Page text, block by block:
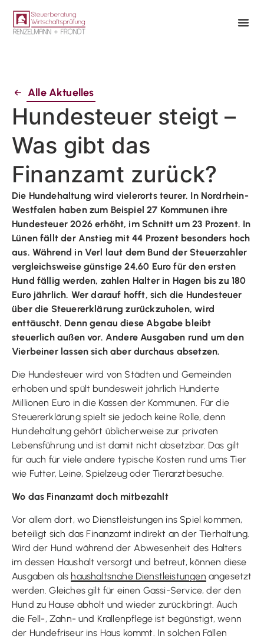
Alle Aktuelles
Hundesteuer steigt –
Was gibt das
Finanzamt zurück?
Die Hundehaltung wird vielerorts teurer. In Nordrhein-
Westfalen haben zum Beispiel 27 Kommunen ihre
Hundesteuer 2026 erhöht, im Schnitt um 23 Prozent. In
Lünen fällt der Anstieg mit 44 Prozent besonders hoch
aus. Während in Verl laut dem Bund der Steuerzahler
vergleichsweise günstige 24,60 Euro für den ersten
Hund fällig werden, zahlen Halter in Hagen bis zu 180
Euro jährlich. Wer darauf hofft, sich die Hundesteuer
über die Steuererklärung zurückzuholen, wird
enttäuscht. Denn genau diese Abgabe bleibt
steuerlich außen vor. Andere Ausgaben rund um den
Vierbeiner lassen sich aber durchaus absetzen.
Die Hundesteuer wird von Städten und Gemeinden
erhoben und spült bundesweit jährlich Hunderte
Millionen Euro in die Kassen der Kommunen. Für die
Steuererklärung spielt sie jedoch keine Rolle, denn
Hundehaltung gehört üblicherweise zur privaten
Lebensführung und ist damit nicht absetzbar. Das gilt
für auch für viele andere typische Kosten rund ums Tier
wie Futter, Leine, Spielzeug oder Tierarztbesuche.
Wo das Finanzamt doch mitbezahlt
Vor allem dort, wo Dienstleistungen ins Spiel kommen,
beteiligt sich das Finanzamt indirekt an der Tierhaltung.
Wird der Hund während der Abwesenheit des Halters
im dessen Haushalt versorgt und betreut, können diese
Ausgaben als haushaltsnahe Dienstleistungen angesetzt
werden. Gleiches gilt für einen Gassi-Service, der den
Hund zu Hause abholt und wieder zurückbringt. Auch
die Fell-, Zahn- und Krallenpflege ist begünstigt, wenn
der Hundefriseur ins Haus kommt. In solchen Fällen